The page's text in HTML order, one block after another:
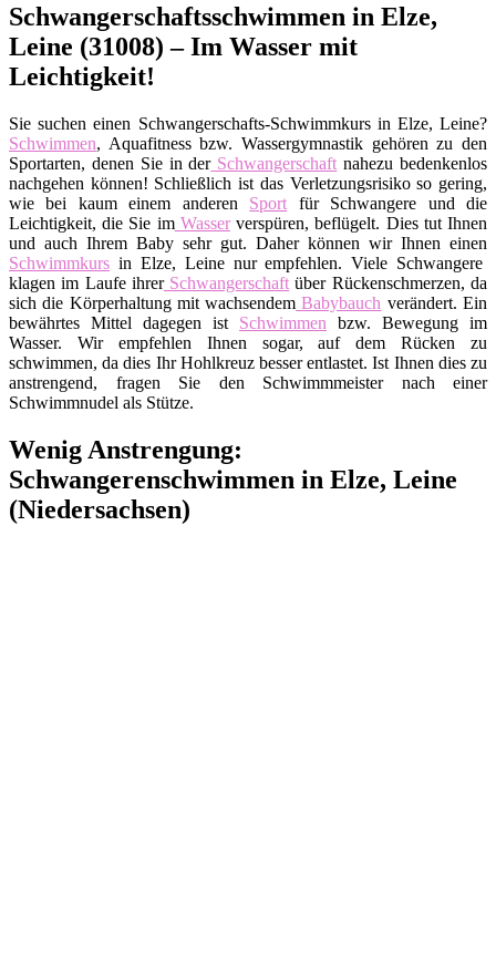
Schwangerschaftsschwimmen in Elze,
Leine (31008) – Im Wasser mit
Leichtigkeit!
Sie suchen einen Schwangerschafts-Schwimmkurs in Elze, Leine?
Schwimmen, Aquafitness bzw. Wassergymnastik gehören zu den
Sportarten, denen Sie in derSchwangerschaft nahezu bedenkenlos
nachgehen können! Schließlich ist das Verletzungsrisiko so gering,
wie bei kaum einem anderen Sport für Schwangere und die
Leichtigkeit, die Sie imWasserverspüren, beflügelt. Dies tut Ihnen
und auch Ihrem Baby sehr gut. Daher können wir Ihnen einen
Schwimmkurs in Elze, Leine nur empfehlen. Viele Schwangere
klagen im Laufe ihrerSchwangerschaft über Rückenschmerzen, da
sich die Körperhaltung mit wachsendem Babybauch verändert. Ein
bewährtes Mittel dagegen ist Schwimmen bzw. Bewegung im
Wasser. Wir empfehlen Ihnen sogar, auf dem Rücken zu
schwimmen, da dies Ihr Hohlkreuz besser entlastet. Ist Ihnen dies zu
anstrengend, fragen Sie den Schwimmmeister nach einer
Schwimmnudel als Stütze.
Wenig Anstrengung:
Schwangerenschwimmen in Elze, Leine
(Niedersachsen)